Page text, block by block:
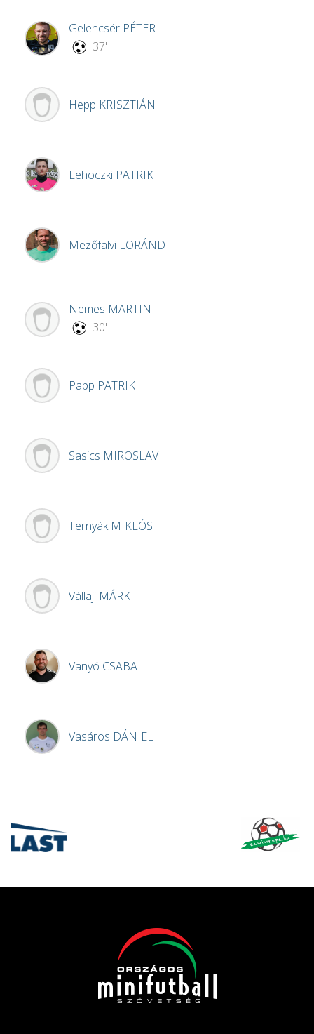
Gelencsér PÉTER
37'
Hepp KRISZTIÁN
Lehoczki PATRIK
Mezőfalvi LORÁND
Nemes MARTIN
30'
Papp PATRIK
Sasics MIROSLAV
Ternyák MIKLÓS
Vállaji MÁRK
Vanyó CSABA
Vasáros DÁNIEL